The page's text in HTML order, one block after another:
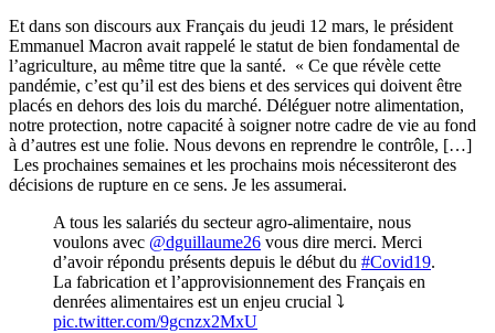
Et dans son discours aux Français du jeudi 12 mars, le président
Emmanuel Macron avait rappelé le statut de bien fondamental de
l’agriculture, au même titre que la santé. « Ce que révèle cette
pandémie, c’est qu’il est des biens et des services qui doivent être
placés en dehors des lois du marché. Déléguer notre alimentation,
notre protection, notre capacité à soigner notre cadre de vie au fond
à d’autres est une folie. Nous devons en reprendre le contrôle, […]
Les prochaines semaines et les prochains mois nécessiteront des
décisions de rupture en ce sens. Je les assumerai.
A tous les salariés du secteur agro-alimentaire, nous
voulons avec @dguillaume26 vous dire merci. Merci
d’avoir répondu présents depuis le début du #Covid19.
La fabrication et l’approvisionnement des Français en
denrées alimentaires est un enjeu crucial ⤵
pic.twitter.com/9gcnzx2MxU